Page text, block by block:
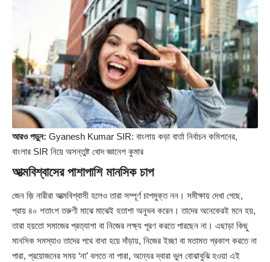
আরও পড়ুন: Gyanesh Kumar SIR: বাংলায় কড়া বার্তা নির্বাচন কমিশনের,
বাংলার SIR নিয়ে অসন্তুষ্ট খোদ জ্ঞানেশ কুমার
আত্মবিশ্বাসের পাশাপাশি মানসিক চাপ
জেন জ়ি নারীরা আত্মবিশ্বাসী হলেও তারা সম্পূর্ণ চাপমুক্ত নন। সমীক্ষায় দেখা গেছে,
প্রায় ৪০ শতাংশ তরুণী মাঝে মাঝেই হতাশা অনুভব করেন। তাদের অনেকেরই মনে হয়,
তারা হয়তো সমাজের প্রত্যাশা বা নিজের লক্ষ্য পূরণ করতে পারছেন না। এছাড়া কিছু
মানসিক সমস্যাও তাদের পথে বাধা হয়ে দাঁড়ায়, নিজের ইচ্ছা বা মতামত প্রকাশ করতে না
পারা, প্রয়োজনের সময় ‘না’ বলতে না পারা, অন্যের দ্বারা ভুল বোঝাবুঝি হওয়া এই